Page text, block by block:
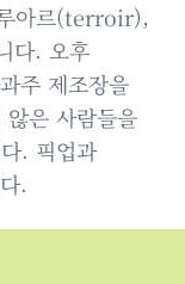
아르(terroir),
다. 오후
주 제조장을
은 사람들을
. 픽업과
.